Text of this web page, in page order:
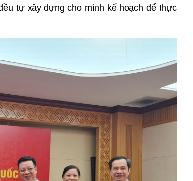
tự xây dựng cho mình kế hoạch để thực